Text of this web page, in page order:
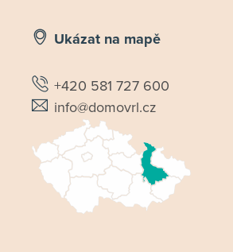
Ukázat na mapě
+420 581 727 600
info@domovrl.cz